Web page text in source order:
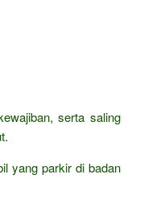
serta saling
yang parkir di badan